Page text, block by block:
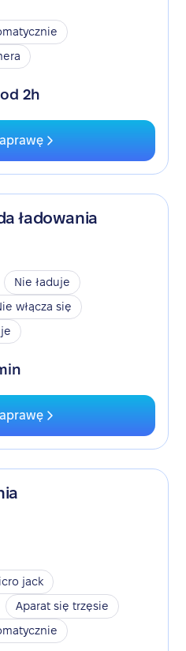
od 2h
ładowania
Nie ładuje
włącza się
jack
Aparat się trzęsie